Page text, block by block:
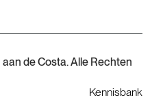
de Costa. Alle Rechten
Kennisbank